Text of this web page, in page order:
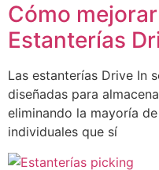
Cómo
Estanterías
Las estanterías Drive In
diseñadas para
eliminando la mayoría
individuales que sí